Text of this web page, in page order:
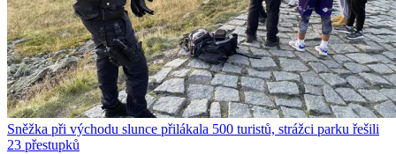
Sněžka při východu slunce přilákala 500 turistů, strážci parku řešili
23 přestupků